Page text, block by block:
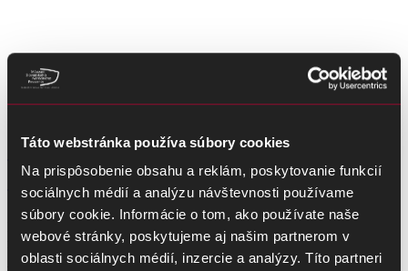
Táto webstránka používa súbory cookies
Na prispôsobenie obsahu a reklám, poskytovanie funkcií
sociálnych médií a analýzu návštevnosti používame
súbory cookie. Informácie o tom, ako používate naše
webové stránky, poskytujeme aj našim partnerom v
oblasti sociálnych médií, inzercie a analýzy. Títo partneri
22. júna 2026
Cesty za poznaním minulosti 2026 –
Vyhodnotenie
Do literárnej a výtvarnej súťaže Múzea SNP Cesty za poznaním
minulosti 2026 sa zapojilo množstvo…
ČÍTAŤ VIAC